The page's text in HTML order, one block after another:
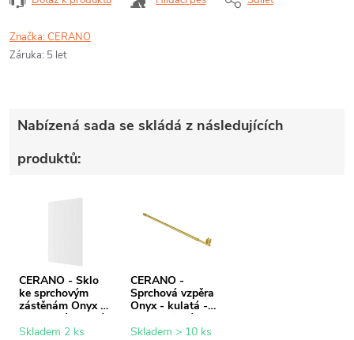
Značka:CERANO
Záruka: 5 let
Nabízená sada se skládá z následujících
produktů:
CERANO - Sklo
ke sprchovým
zástěnám Onyx -
8 mm - rýhované
sklo - 100x200
Skladem 2 ks
CERANO -
Sprchová vzpěra
Onyx - kulatá -
teleskopická -
zlatá - 77-140 cm
Skladem > 10 ks